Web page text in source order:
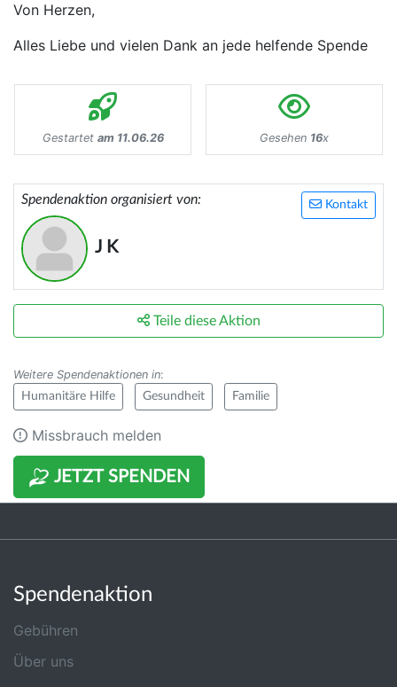
Von Herzen,
Alles Liebe und vielen Dank an jede helfende Spende
Gestartet am 11.06.26 Gesehen 16x
Kontakt
Spendenaktion organisiert von:
J K
JETZT SPENDEN
Teile diese Aktion
Weitere Spendenaktionen in:
Humanitäre Hilfe Gesundheit Familie
Missbrauch melden
Spendenaktion
Gebühren
Über uns